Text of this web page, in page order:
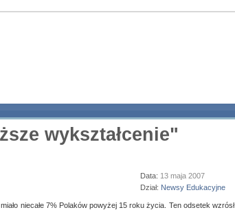
wykształcenie"
Data: 13 maja 2007
Dział: Newsy Edukacyjne
niecałe 7% Polaków powyżej 15 roku życia. Ten odsetek wzrósł